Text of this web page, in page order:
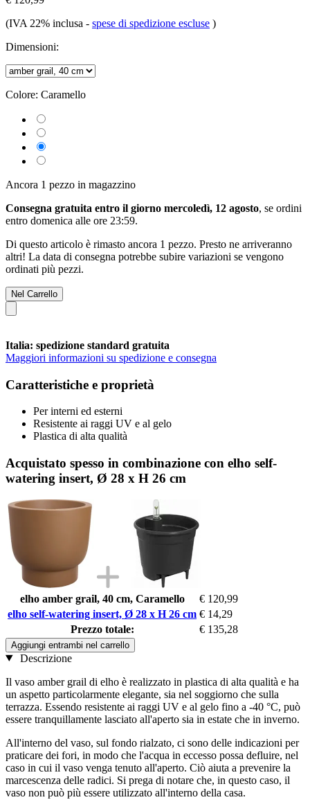
(IVA 22% inclusa - spese di spedizione escluse )
Dimensioni:
Colore: Caramello
Ancora 1 pezzo in magazzino
Consegna gratuita entro il giorno mercoledì, 12 agosto, se ordini
entro domenica alle ore 23:59.
Di questo articolo è rimasto ancora 1 pezzo. Presto ne arriveranno
altri! La data di consegna potrebbe subire variazioni se vengono
ordinati più pezzi.
Nel Carrello
Italia: spedizione standard gratuita
Maggiori informazioni su spedizione e consegna
Caratteristiche e proprietà
Per interni ed esterni
Resistente ai raggi UV e al gelo
Plastica di alta qualità
Acquistato spesso in combinazione con elho self-
watering insert, Ø 28 x H 26 cm
elho amber grail, 40 cm, Caramello
€ 120,99
elho self-watering insert, Ø 28 x H 26 cm € 14,29
Prezzo totale:
€ 135,28
Aggiungi entrambi nel carrello
Descrizione
Il vaso amber grail di elho è realizzato in plastica di alta qualità e ha
un aspetto particolarmente elegante, sia nel soggiorno che sulla
terrazza. Essendo resistente ai raggi UV e al gelo fino a -40 °C, può
essere tranquillamente lasciato all'aperto sia in estate che in inverno.
All'interno del vaso, sul fondo rialzato, ci sono delle indicazioni per
praticare dei fori, in modo che l'acqua in eccesso possa defluire, nel
caso in cui il vaso venga tenuto all'aperto. Ciò aiuta a prevenire la
marcescenza delle radici. Si prega di notare che, in questo caso, il
vaso non può più essere utilizzato all'interno della casa.